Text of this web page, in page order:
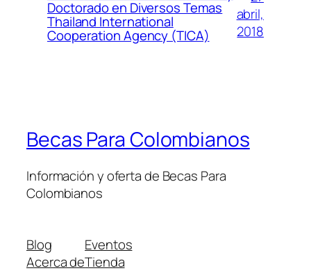
Doctorado en Diversos Temas
Thailand International
Cooperation Agency (TICA)
abril,
2018
Becas Para Colombianos
Información y oferta de Becas Para
Colombianos
Blog
Acerca de
Eventos
Tienda